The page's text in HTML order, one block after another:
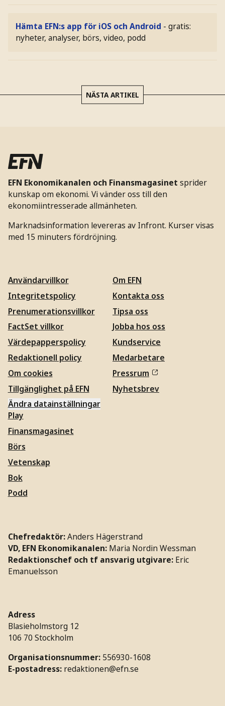
Hämta EFN:s app för iOS och Android - gratis:
nyheter, analyser, börs, video, podd
NÄSTA ARTIKEL
EFN Ekonomikanalen och Finansmagasinet sprider
kunskap om ekonomi. Vi vänder oss till den
ekonomiintresserade allmänheten.
Marknadsinformation levereras av Infront. Kurser visas
med 15 minuters fördröjning.
Användarvillkor
Integritetspolicy
Prenumerationsvillkor
FactSet villkor
Värdepapperspolicy
Redaktionell policy
Om cookies
Tillgänglighet på EFN
Ändra datainställningar
Om EFN
Kontakta oss
Tipsa oss
Jobba hos oss
Kundservice
Medarbetare
Pressrum
Nyhetsbrev
Play
Finansmagasinet
Börs
Vetenskap
Bok
Podd
Chefredaktör:Anders Hägerstrand
VD, EFN Ekonomikanalen: Maria Nordin Wessman
Redaktionschef och tf ansvarig utgivare: Eric
Emanuelsson
Adress
Blasieholmstorg 12
106 70 Stockholm
Organisationsnummer: 556930-1608
E-postadress: redaktionen@efn.se